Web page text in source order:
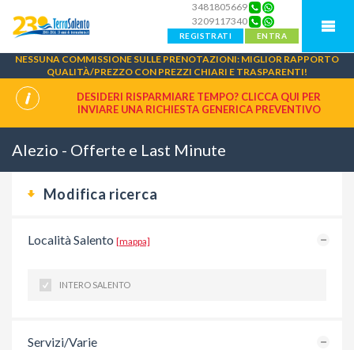
3481805669
3209117340
REGISTRATI ENTRA
NESSUNA COMMISSIONE SULLE PRENOTAZIONI: MIGLIOR RAPPORTO
QUALITÀ/PREZZO CON PREZZI CHIARI E TRASPARENTI!
DESIDERI RISPARMIARE TEMPO? CLICCA QUI PER
INVIARE UNA RICHIESTA GENERICA PREVENTIVO
Alezio - Offerte e Last Minute
Modifica ricerca
Località Salento [mappa]
INTERO SALENTO
Servizi/Varie